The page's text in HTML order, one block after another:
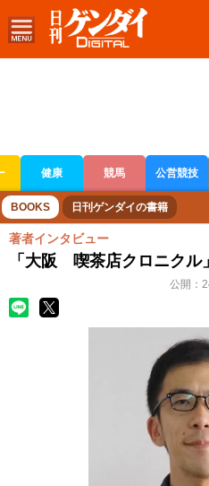
健康 競馬 公営競技
ボートレース 競輪 オートレース
BOOKS 日刊ゲンダイの書籍
著者インタビュー
「大阪 喫茶店クロニクル
公開：